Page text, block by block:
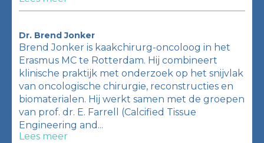
Dr. Brend Jonker
Brend Jonker is kaakchirurg-oncoloog in het
Erasmus MC te Rotterdam. Hij combineert
klinische praktijk met onderzoek op het snijvlak
van oncologische chirurgie, reconstructies en
biomaterialen. Hij werkt samen met de groepen
van prof. dr. E. Farrell (Calcified Tissue
Engineering and...
Lees meer